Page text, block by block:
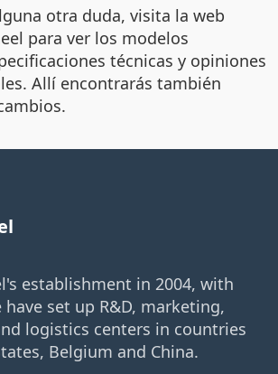
otra duda, visita la web
para ver los modelos
técnicas y opiniones
Allí encontrarás también
establishment in 2004, with
set up R&D, marketing,
logistics centers in countries
Belgium and China.